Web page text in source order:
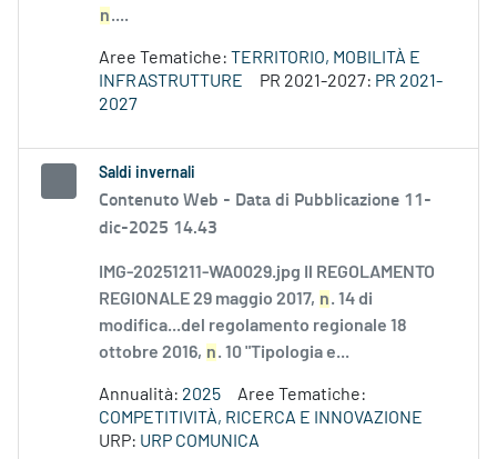
n....
Aree Tematiche: TERRITORIO, MOBILITÀ E
INFRASTRUTTURE
PR 2021-2027: PR 2021-
2027
Saldi invernali
Contenuto Web - Data di Pubblicazione 11-
dic-2025 14.43
IMG-20251211-WA0029.jpg Il REGOLAMENTO
REGIONALE 29 maggio 2017, n. 14 di
modifica...del regolamento regionale 18
ottobre 2016, n. 10 "Tipologia e...
Annualità: 2025
Aree Tematiche:
COMPETITIVITÀ, RICERCA E INNOVAZIONE
URP: URP COMUNICA